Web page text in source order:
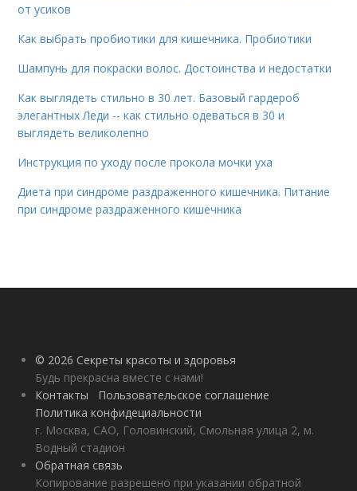
от усиков
Как выбрать пробиотики для кишечника. Пробиотики
Шампунь для покраски волос. Достоинства и недостатки
Как выглядеть стильно в 30 лет. Базовый гардероб
элегантных Леди -- как стильно одеваться в 30 и
выглядеть великолепно
Инструкция по уходу после прокола мочки уха
Диета при синдроме раздраженного кишечника. Питание
при синдроме раздраженного кишечника
© 2026 Секреты красоты и здоровья
Будь прекрасна вместе с нами!
Контакты
Пользовательское соглашение
Политика конфидециальности
г. Москва, САО, Головинский, Смольная улица 2, м.
Водный стадион
Обратная связь
Копирование разрешено при указании обратной